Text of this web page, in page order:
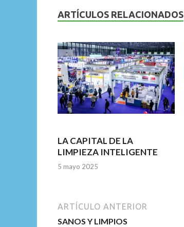
o
o
k
A
p
p
n
ARTÍCULOS RELACIONADOS
LA CAPITAL DE LA
LIMPIEZA INTELIGENTE
5 mayo 2025
ARTÍCULO ANTERIOR
SANOS Y LIMPIOS